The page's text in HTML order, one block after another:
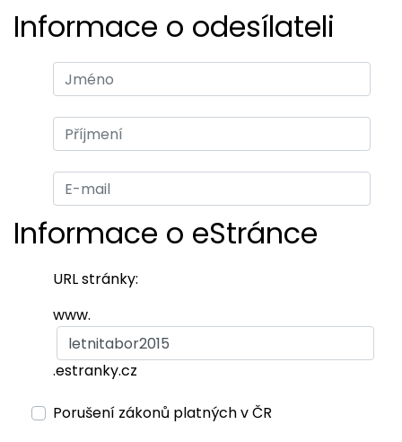
Informace o odesílateli
Informace o eStránce
URL stránky:
www.
.estranky.cz
Porušení zákonů platných v ČR